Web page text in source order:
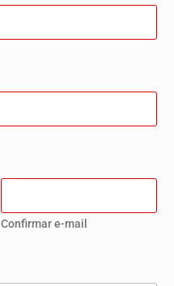
Confirmar e-mail